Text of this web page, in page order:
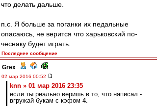
что делать дальше.
п.с. Я больше за поганки их педальные
опасаюсь, не верится что харьковский по-
чеснаку будет играть.
Последнее сообщение
Grex -
02 мар 2016 00:52
knn » 01 мар 2016 23:35
если ты реально веришь в то, что написал -
вгружай букам с кэфом 4.